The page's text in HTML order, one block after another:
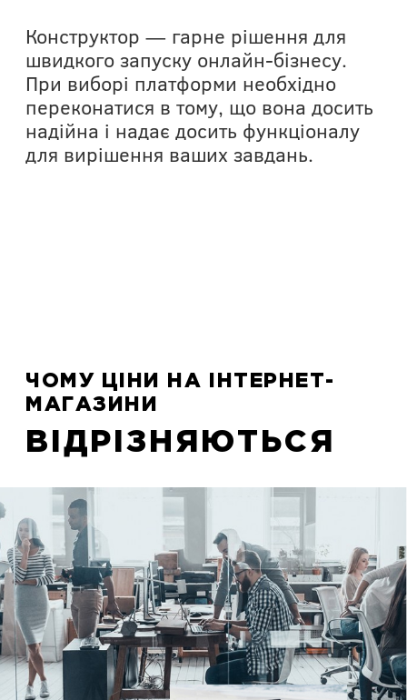
Конструктор — гарне рішення для
швидкого запуску онлайн-бізнесу.
При виборі платформи необхідно
переконатися в тому, що вона досить
надійна і надає досить функціоналу
для вирішення ваших завдань.
ЧОМУ ЦІНИ НА ІНТЕРНЕТ-
МАГАЗИНИ
ВІДРІЗНЯЮТЬСЯ